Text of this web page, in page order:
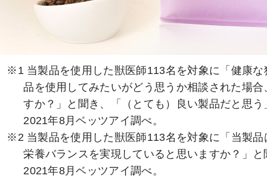
※1 当製品を使用した獣医師113名を対象に「健康な
品を使用してみたいがどう思うか相談された場
すか？」と聞き、「（とても）良い製品だと思
2021年8月ベッツアイ調べ。
※2 当製品を使用した獣医師113名を対象に「当製品
栄養バランスを実現していると思いますか？」と
2021年8月ベッツアイ調べ。